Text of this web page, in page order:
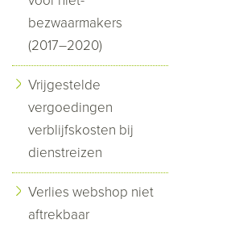
bezwaarmakers
(2017–2020)
Vrijgestelde
vergoedingen
verblijfskosten bij
dienstreizen
Verlies webshop niet
aftrekbaar